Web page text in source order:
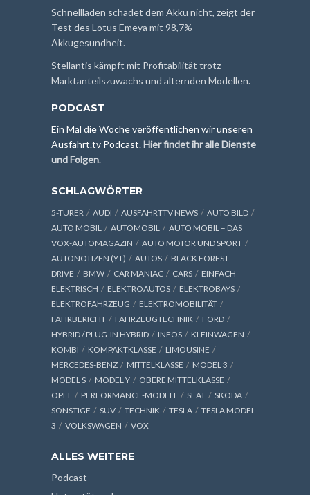
Schnellladen schadet dem Akku nicht, zeigt der
Test des Lotus Emeya mit 98,7%
Akkugesundheit.
Stellantis kämpft mit Profitabilität trotz
Marktanteilszuwachs und alternden Modellen.
PODCAST
Ein Mal die Woche veröffentlichen wir unseren
Ausfahrt.tv Podcast.Hier findet ihr alle Dienste
und Folgen.
SCHLAGWÖRTER
5-TÜRER AUDI AUSFAHRTTV NEWS
AUTO BILD
AUTO MOBIL
AUTOMOBIL
AUTO MOBIL – DAS
VOX-AUTOMAGAZIN
AUTO MOTOR UND SPORT
AUTONOTIZEN (YT)
AUTOS
BLACK FOREST
DRIVE
BMW CAR MANIAC CARS
EINFACH
ELEKTRISCH
ELEKTROAUTOS
ELEKTROBAYS
ELEKTROFAHRZEUG
ELEKTROMOBILITÄT
FAHRBERICHT
FAHRZEUGTECHNIK
FORD
HYBRID / PLUG-IN HYBRID
INFOS
KLEINWAGEN
KOMBI
KOMPAKTKLASSE
LIMOUSINE
MERCEDES-BENZ
MITTELKLASSE
MODEL 3
MODEL S
MODEL Y
OBERE MITTELKLASSE
OPEL
PERFORMANCE-MODELL SEAT
SKODA
SONSTIGE
SUV TECHNIK TESLA
TESLA MODEL
3
VOLKSWAGEN VOX
ALLES WEITERE
Podcast